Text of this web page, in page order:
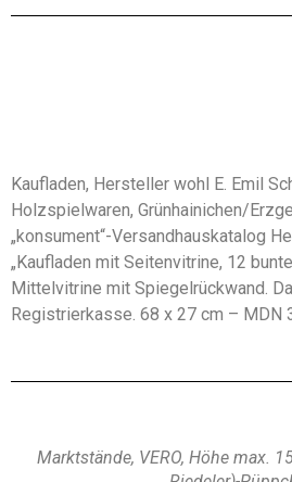
Kaufladen, Hersteller wohl E. Emil
Holzspielwaren, Grünhainichen/
„konsument“-Versandhauskatalog
„Kaufladen mit Seitenvitrine, 12
Mittelvitrine mit Spiegelrückwand.
Registrierkasse. 68 x 27 cm – MDN
Marktstände, VERO, Höhe max.